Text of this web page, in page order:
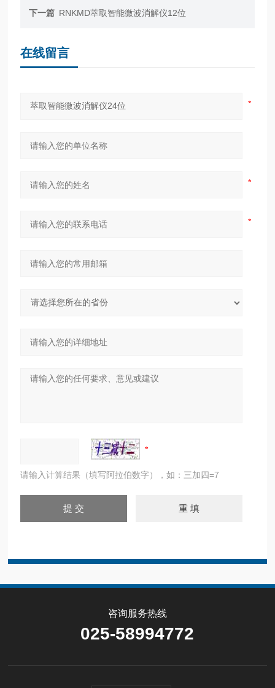
下一篇 RNKMD萃取智能微波消解仪12位
在线留言
请输入计算结果（填写阿拉伯数字），如：三加四=7
咨询服务热线
025-58994772